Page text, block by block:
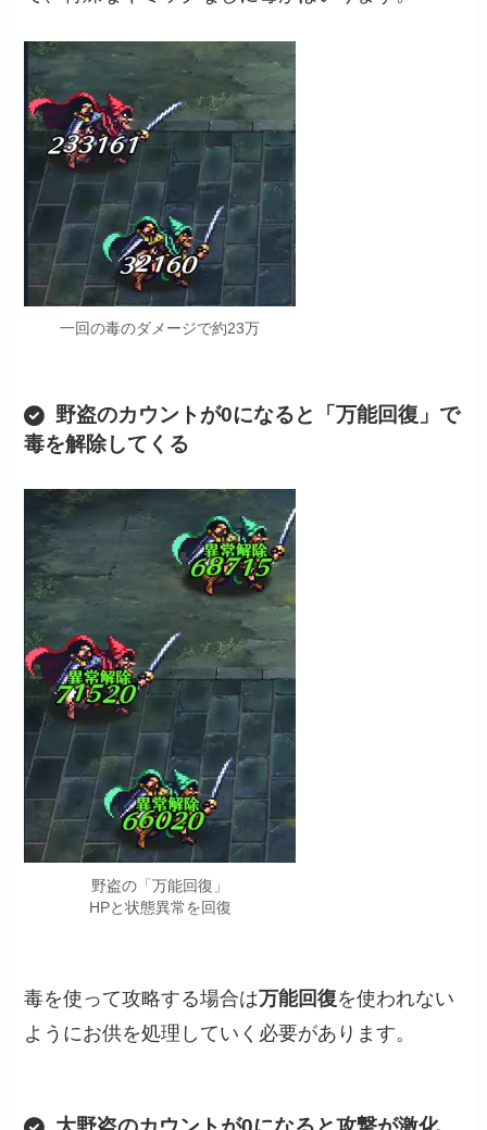
一回の毒のダメージで約23万
野盗のカウントが0になると「万能回復」で
毒を解除してくる
野盗の「万能回復」
HPと状態異常を回復
毒を使って攻略する場合は万能回復を使われない
ようにお供を処理していく必要があります。